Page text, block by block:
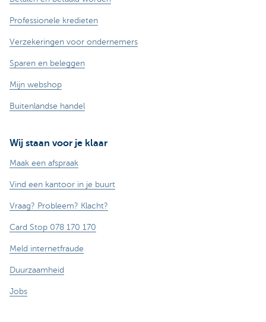
Professionele kredieten
Verzekeringen voor ondernemers
Sparen en beleggen
Mijn webshop
Buitenlandse handel
Wij staan voor je klaar
Maak een afspraak
Vind een kantoor in je buurt
Vraag? Probleem? Klacht?
Card Stop 078 170 170
Meld internetfraude
Duurzaamheid
Jobs